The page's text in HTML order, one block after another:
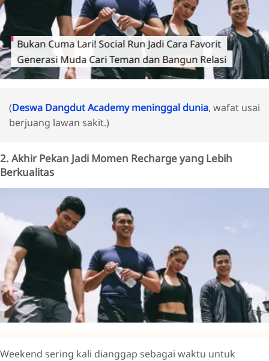
Bukan Cuma Lari! Social Run Jadi Cara Favorit
Generasi Muda Cari Teman dan Bangun Relasi
(Deswa Dangdut Academy meninggal dunia, wafat usai
berjuang lawan sakit.)
2. Akhir Pekan Jadi Momen Recharge yang Lebih
Berkualitas
Weekend sering kali dianggap sebagai waktu untuk